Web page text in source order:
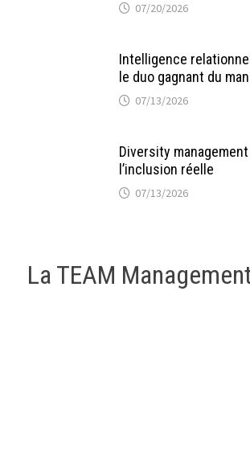
07/20/2026
Intelligence
le duo gagnant du
07/13/2026
Diversity
l’inclusion réelle
07/13/2026
La TEAM